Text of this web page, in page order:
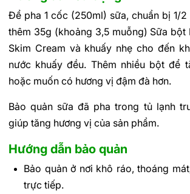
Để pha 1 cốc (250ml) sữa, chuẩn bị 1/
thêm 35g (khoảng 3,5 muỗng) Sữa bột
Skim Cream và khuấy nhẹ cho đến
nước khuấy đều. Thêm nhiều bột để
hoặc muốn có hương vị đậm đà hơn.
Bảo quản sữa đã pha trong tủ lạnh
giúp tăng hương vị của sản phẩm.
Hướng dẫn bảo quản
Bảo quản ở nơi khô ráo, thoáng
trực tiếp.